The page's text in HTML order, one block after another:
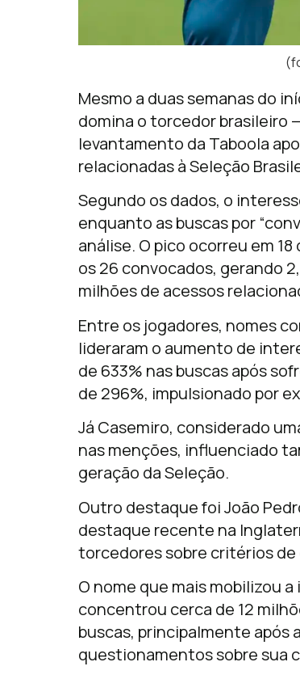
Mesmo a duas semanas do
domina o torcedor brasileiro
levantamento da Taboola
relacionadas àSeleção
Segundo os dados, o
enquanto as buscas por
análise. O pico ocorreu em
os 26 convocados, gerando
milhões de acessos
Entre os jogadores, nomes
lideraram o aumento de
de 633% nas buscas após
de 296%, impulsionado por
Já Casemiro, considerado
nas menções, influenciado
geração da Seleção.
Outro destaque foiJoão
destaque recente na
torcedores sobre critérios de
O nome que mais mobilizou
concentrou cerca de 12
buscas, principalmente após
questionamentos sobre sua